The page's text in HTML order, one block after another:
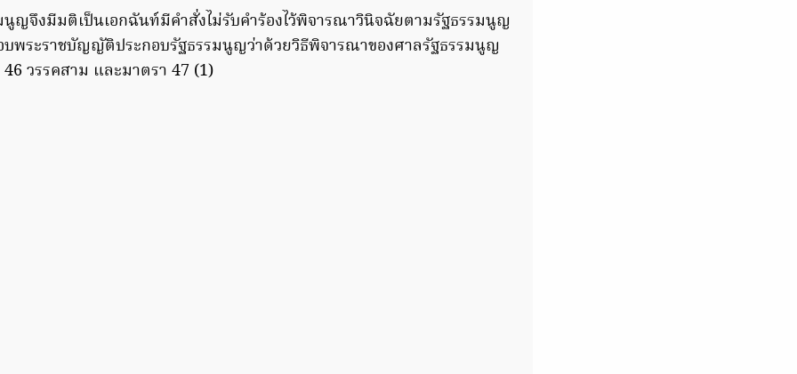
ญจึงมีมติเป็นเอกฉันท์มีคำสั่งไม่รับคำร้องไว้พิจารณาวินิจฉัยตามรัฐธรรมนูญ
บพระราชบัญญัติประกอบรัฐธรรมนูญว่าด้วยวิธีพิจารณาของศาลรัฐธรรมนูญ
วรรคสาม และมาตรา 47 (1)